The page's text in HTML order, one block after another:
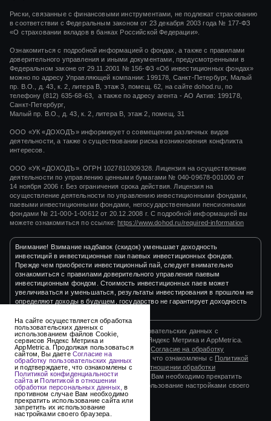
Риски, связанные с финансовыми инструментами, не подлежат страхованию
в соответствии с Федеральным законом от 23 декабря 2003 года № 177-ФЗ
«О страховании вкладов в банках Российской Федерации».
Ознакомиться с подробной информацией о фондах, а также с правилами
доверительного управления и иными документами, предусмотренными в
Федеральном законе от 29.11.2001 № 156-ФЗ «Об инвестиционных фондах»
можно по адресу Управляющей компании: 199178, Санкт-Петербург, Малый
пр. В.О., д. 43, к. 2, литера В, этаж 3, помещ. 62, на сайте dohod.ru, по
телефону (812) 635-68-63, а также по адресу агента - АО Актив: 199178,
Санкт-Петербург,
Малый пр. В.О., д. 43, к. 2, литера В, этаж 2, помещ. 31
ООО «УК «ДОХОДЪ» информирует о совмещении различных видов
деятельности, а также о существовании риска возникновения конфликта
интересов.
ООО «УК «ДОХОДЪ». ОГРН 1027810309328. Лицензия на осуществление
деятельности по управлению ценными бумагами № 040-09678-001000 от
14 ноября 2006 г. Без ограничения срока действия. Лицензия на
осуществление деятельности по управлению инвестиционными фондами,
паевыми инвестиционными фондами, негосударственными пенсионными
фондами № 21-000-1-00612 от 20.12.2008 г. С подробной информацией вы
можете ознакомиться по ссылке:https://www.dohod.ru/required-information
Внимание! Взимание надбавок (скидок) уменьшает доходность
инвестиций в инвестиционные паи паевых инвестиционных фондов.
Прежде чем приобрести инвестиционный пай, следует внимательно
ознакомиться с правилами доверительного управления паевым
инвестиционным фондом. Стоимость инвестиционных паев может
увеличиваться и уменьшаться, результаты инвестирования в прошлом не
определяют доходы в будущем, государство не гарантирует доходность
На сайте осуществляется обработка пользовательских данных с
использованием файлов Cookie, сервисов Яндекс Метрика и AppMetrica.
Продолжая пользоваться сайтом, Вы даете Согласие на обработку
пользовательских данныхи подтверждаете, что ознакомлены с Политикой
конфиденциальности сайтаиПолитикой в отношении обработки
персональных данных,в противном случае Вам необходимо прекратить
использование сайта или запретить их использование настройками своего
браузера.
На сайте осуществляется обработка
пользовательских данных с
использованием файлов Cookie,
сервисов Яндекс Метрика и
AppMetrica. Продолжая пользоваться
сайтом, Вы даете Согласие на
обработку пользовательских данных
и подтверждаете, что ознакомлены с
Политикой конфиденциальности
сайтаиПолитикой в отношении
обработки персональных данных, в
противном случае Вам необходимо
прекратить использование сайта или
запретить их использование
настройками своего браузера.